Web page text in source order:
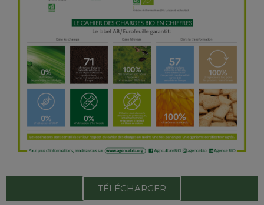
TÉLÉCHARGER